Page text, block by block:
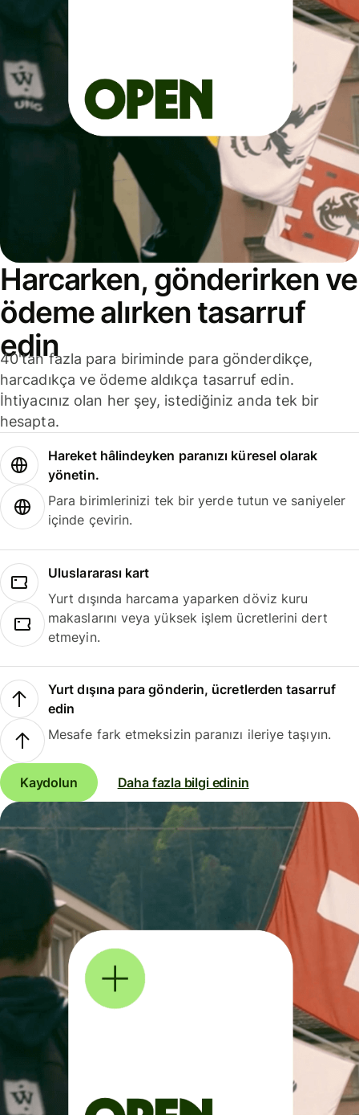
Harcarken, gönderirken ve
ödeme alırken tasarruf
edin
40'tan fazla para biriminde para gönderdikçe,
harcadıkça ve ödeme aldıkça tasarruf edin.
İhtiyacınız olan her şey, istediğiniz anda tek bir
hesapta.
Hareket hâlindeyken paranızı küresel olarak
yönetin.
Para birimlerinizi tek bir yerde tutun ve saniyeler
içinde çevirin.
Uluslararası kart
Yurt dışında harcama yaparken döviz kuru
makaslarını veya yüksek işlem ücretlerini dert
etmeyin.
Yurt dışına para gönderin, ücretlerden tasarruf
edin
Mesafe fark etmeksizin paranızı ileriye taşıyın.
Kaydolun Daha fazla bilgi edinin